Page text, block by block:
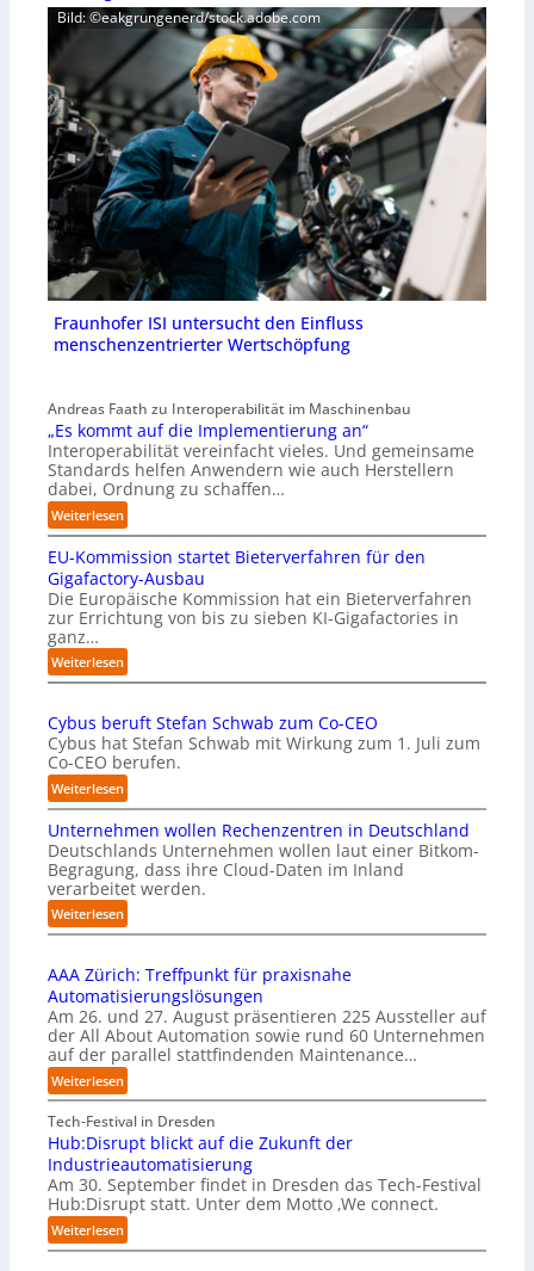
Bild: ©eakgrungenerd/stock.adobe.com
Fraunhofer ISI untersucht den Einfluss
menschenzentrierter Wertschöpfung
Andreas Faath zu Interoperabilität im Maschinenbau
„Es kommt auf die Implementierung an“
Interoperabilität vereinfacht vieles. Und gemeinsame
Standards helfen Anwendern wie auch Herstellern
dabei, Ordnung zu schaffen…
Weiterlesen:
„
E
s
k
o
m
t
u
f
d
i
e
m
p
l
e
m
e
t
i
e
r
u
n
g
a
n
“
EU-Kommission startet Bieterverfahren für den
Gigafactory-Ausbau
Die Europäische Kommission hat ein Bieterverfahren
zur Errichtung von bis zu sieben KI-Gigafactories in
ganz…
Weiterlesen:
E
-
K
o
m
m
i
s
s
i
o
n
t
a
r
t
e
t
B
i
e
t
e
r
v
e
r
Cybus beruft Stefan Schwab zum Co-CEO
Cybus hat Stefan Schwab mit Wirkung zum 1. Juli zum
Co-CEO berufen.
Weiterlesen:
C
y
b
u
s
e
u
f
t
S
t
e
f
n
S
c
h
w
a
b
Unternehmen wollen Rechenzentren in Deutschland
Deutschlands Unternehmen wollen laut einer Bitkom-
Begragung, dass ihre Cloud-Daten im Inland
verarbeitet werden.
Weiterlesen:
U
t
e
r
n
e
h
m
e
n
w
o
l
l
e
n
AAA Zürich: Treffpunkt für praxisnahe
Automatisierungslösungen
Am 26. und 27. August präsentieren 225 Aussteller auf
der All About Automation sowie rund 60 Unternehmen
auf der parallel stattfindenden Maintenance…
Weiterlesen:
A
A
A
Z
ü
r
i
c
Tech-Festival in Dresden
Hub:Disrupt blickt auf die Zukunft der
Industrieautomatisierung
Am 30. September findet in Dresden das Tech-Festival
Hub:Disrupt statt. Unter dem Motto ‚We connect.
Weiterlesen:
H